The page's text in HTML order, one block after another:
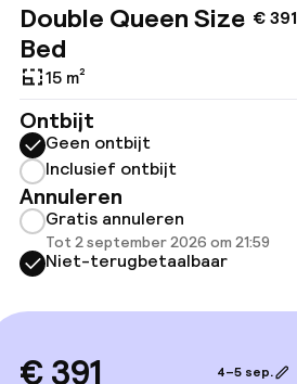
Kamers
Voor toegankelijkheid
geoptimaliseerde kamers
beschikbaar
€ 391
Double Queen Size
Bed
15 m²
Ontbijt
Geen ontbijt
Inclusief ontbijt
Annuleren
Gratis annuleren
Tot 2 september 2026 om 21:59
Niet-terugbetaalbaar
€ 391 4–5 sep.